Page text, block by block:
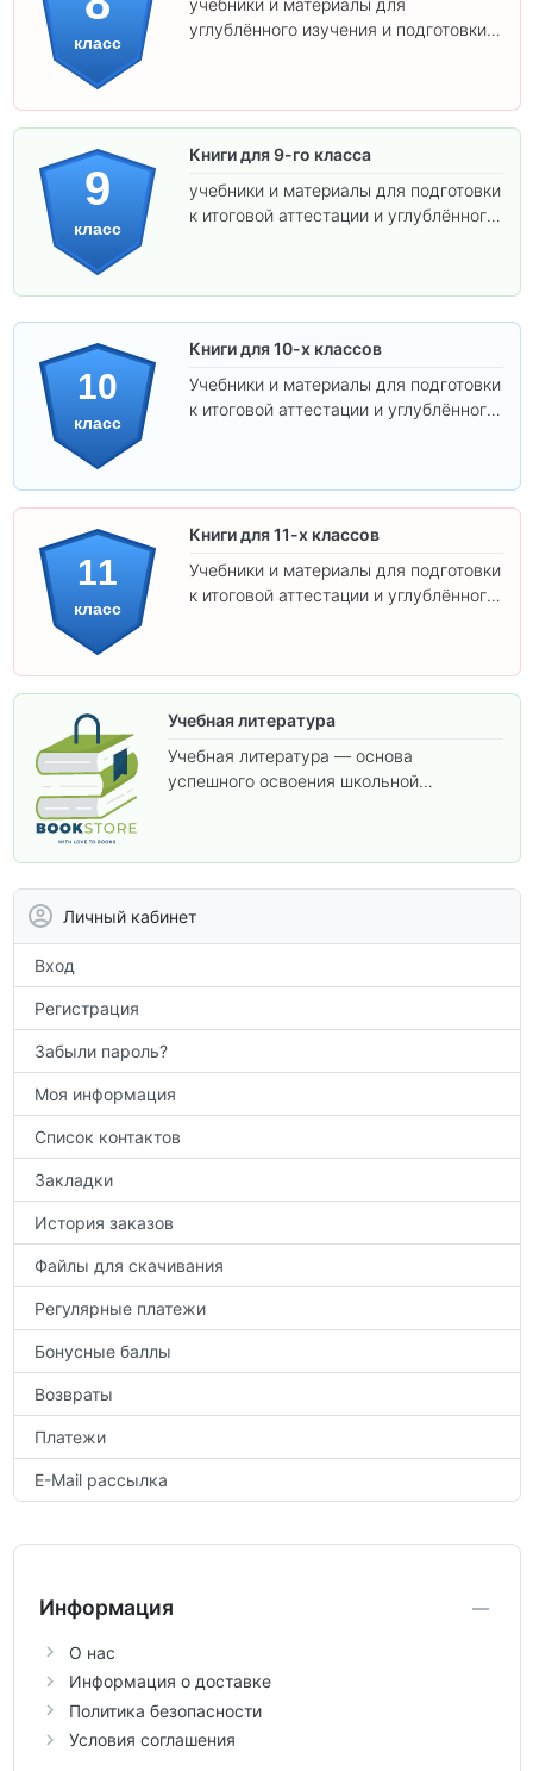
класс
учебники и материалы для
углублённого изучения и подготовки к
9
класс
Книги для 9-го класса
учебники и материалы для подготовки
к итоговой аттестации и углублённого
10
класс
Книги для 10-х классов
Учебники и материалы для подготовки
к итоговой аттестации и углублённого
11
класс
Книги для 11-х классов
Учебники и материалы для подготовки
к итоговой аттестации и углублённого
Учебная литература
Учебная литература — основа
успешного освоения школьной
по предметам.
Личный кабинет
Вход
Регистрация
Забыли пароль?
Моя информация
Список контактов
Закладки
История заказов
Файлы для скачивания
Регулярные платежи
Бонусные баллы
Возвраты
Платежи
E-Mail рассылка
Информация
О нас
Информация о доставке
Политика безопасности
Условия соглашения